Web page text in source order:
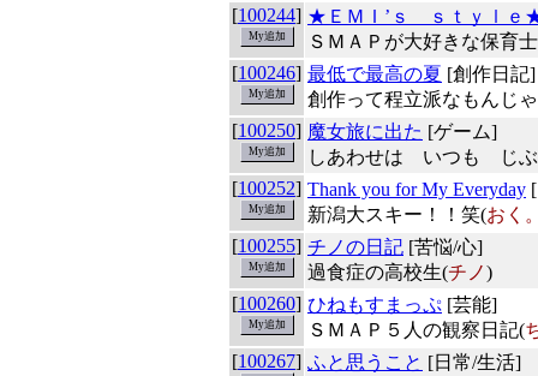
[100244] ★ＥＭＩ’ｓ ｓｔｙｌｅ
ＳＭＡＰが大好きな保育
[100246] 最低で最高の夏 [創作日記]
創作って程立派なもんじ
[100250] 魔女旅に出た [ゲーム]
しあわせは いつも じ
[100252] Thank you for My Everyday
新潟大スキー！！笑(おく
[100255] チノの日記 [苦悩/心]
過食症の高校生(チノ)
[100260] ひねもすまっぷ [芸能]
ＳＭＡＰ５人の観察日記(
[100267] ふと思うこと [日常/生活]